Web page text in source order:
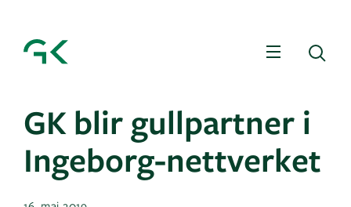
Meny
GK blir gullpartner i
Ingeborg-nettverket